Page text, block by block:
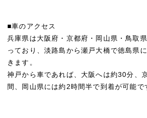
■車のアクセス
兵庫県は大阪府・京都府・岡山県・鳥取
っており、淡路島から瀬戸大橋で徳島県
きます。
神戸から車であれば、大阪へは約30分、
間、岡山県には約2時間半で到着が可能で